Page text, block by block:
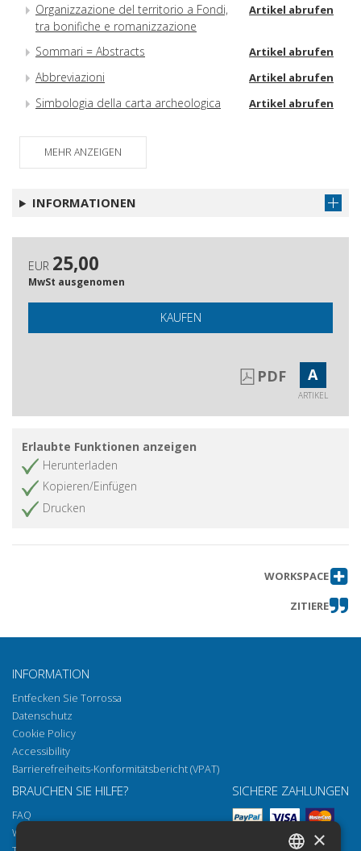
Organizzazione del territorio a Fondi,
tra bonifiche e romanizzazione
Artikel abrufen
Sommari = Abstracts Artikel abrufen
Abbreviazioni Artikel abrufen
Simbologia della carta archeologica Artikel abrufen
MEHR ANZEIGEN
INFORMATIONEN
EUR 25,00
MwSt ausgenomen
KAUFEN
PDF A
ARTIKEL
Erlaubte Funktionen anzeigen
Herunterladen
Kopieren/Einfügen
Drucken
WORKSPACE
ZITIERE
INFORMATION
Entfecken Sie Torrossa
Datenschutz
Cookie Policy
Accessibility
Barrierefreiheits-Konformitätsbericht (VPAT)
BRAUCHEN SIE HILFE?
FAQ
Wie öffnen Sie unsere Dokumente
SICHERE ZAHLUNGEN
×